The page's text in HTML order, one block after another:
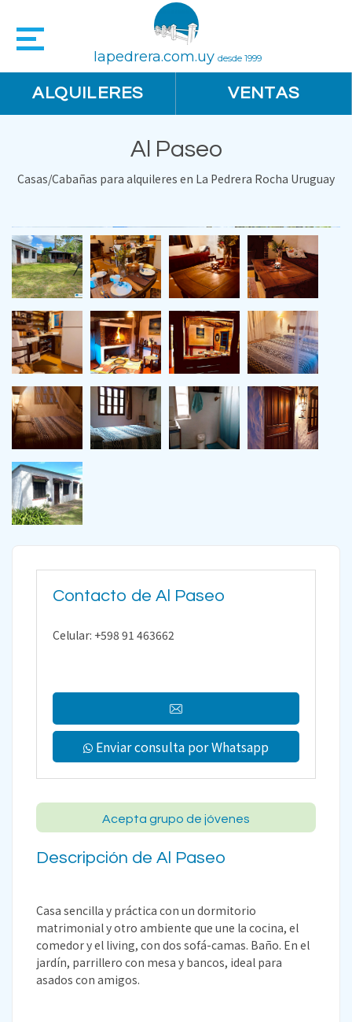
lapedrera.com.uy desde 1999
ALQUILERES VENTAS
Al Paseo
Casas/Cabañas para alquileres en La Pedrera Rocha Uruguay
Contacto de Al Paseo
Celular: +598 91 463662
Enviar consulta por Whatsapp
Acepta grupo de jóvenes
Descripción de Al Paseo
Casa sencilla y práctica con un dormitorio
matrimonial y otro ambiente que une la cocina, el
comedor y el living, con dos sofá-camas. Baño. En el
jardín, parrillero con mesa y bancos, ideal para
asados con amigos.